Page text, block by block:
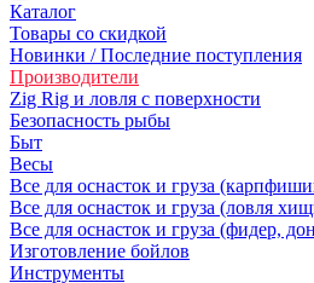
Каталог
Товары со скидкой
Новинки / Последние поступления
Производители
Zig Rig и ловля с поверхности
Безoпасность рыбы
Быт
Весы
Все для оснасток и груза
Все для оснасток и груза (ловля
Все для оснасток и груза (фидер,
Изготовление бойлов
Инструменты